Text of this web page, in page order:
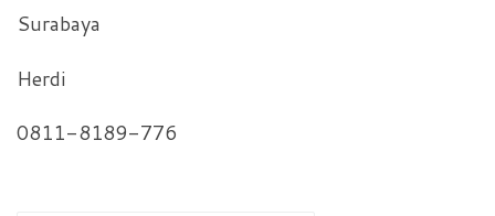
Surabaya
Herdi
0811-8189-776